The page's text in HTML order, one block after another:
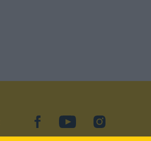
facebookYouTubeInstagram